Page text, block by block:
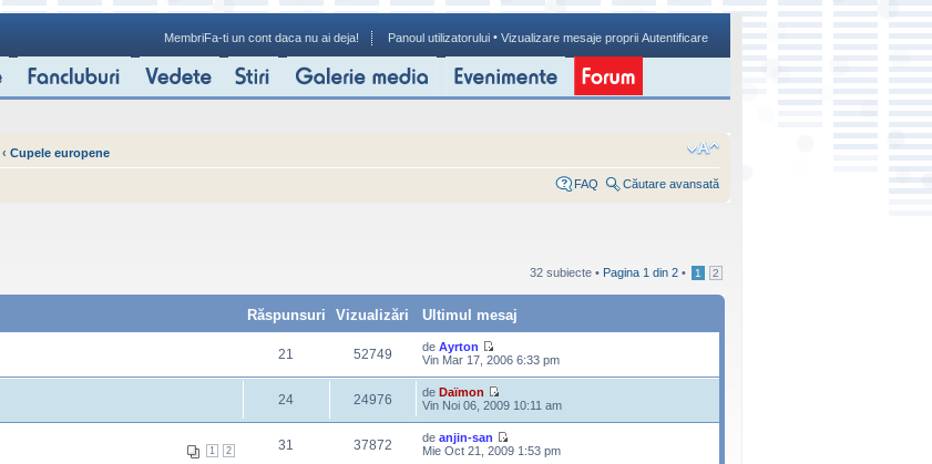
MembriFa-ti un cont daca nu ai deja! Panoul utilizatorului • Vizualizare mesaje proprii Autentificare
‹ Cupele europene
FAQ Căutare avansată
32 subiecte • Pagina 1 din 2 • 1 2
Răspunsuri Vizualizări
Ultimul mesaj
21 52749 de Ayrton
Vin Mar 17, 2006 6:33 pm
24 24976 de Daïmon
Vin Noi 06, 2009 10:11 am
1 2 31 37872 de anjin-san
Mie Oct 21, 2009 1:53 pm